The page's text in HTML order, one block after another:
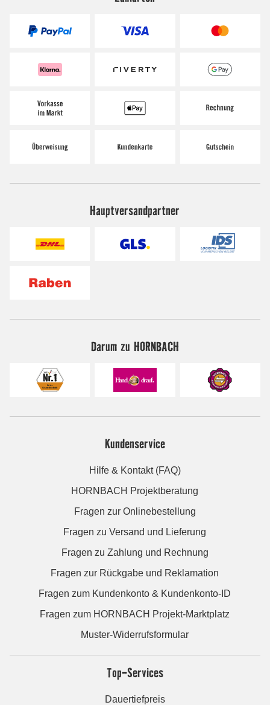
Hauptversandpartner
Darum zu HORNBACH
Kundenservice
Hilfe & Kontakt (FAQ)
HORNBACH Projektberatung
Fragen zur Onlinebestellung
Fragen zu Versand und Lieferung
Fragen zu Zahlung und Rechnung
Fragen zur Rückgabe und Reklamation
Fragen zum Kundenkonto & Kundenkonto-ID
Fragen zum HORNBACH Projekt-Marktplatz
Muster-Widerrufsformular
Top-Services
Dauertiefpreis